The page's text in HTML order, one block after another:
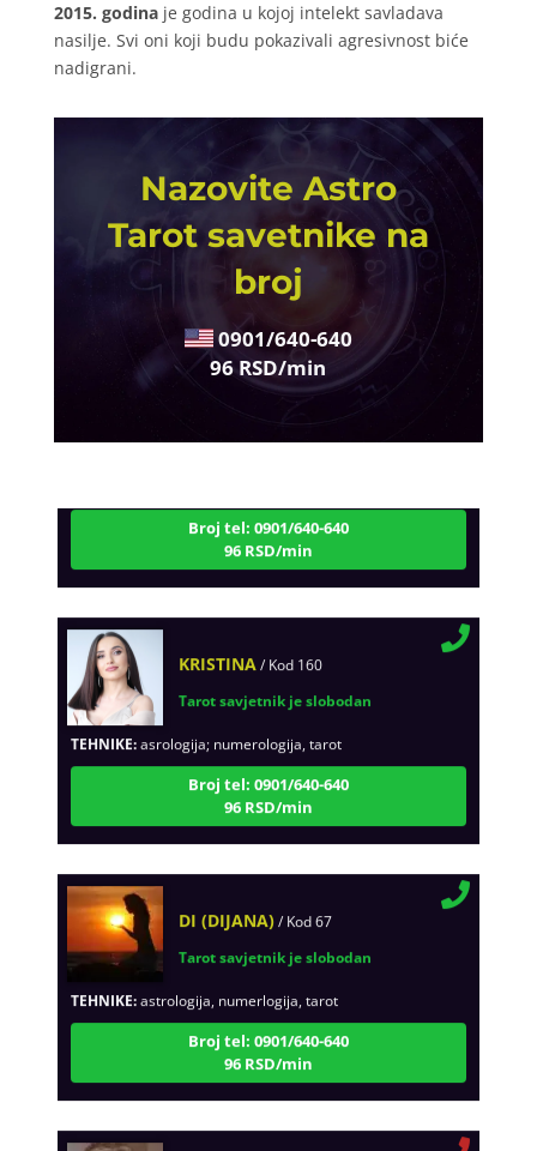
2015. godinaje godina u kojoj intelekt savladava
nasilje. Svi oni koji budu pokazivali agresivnost biće
nadigrani.
Nazovite Astro
Tarot savetnike na
broj
0901/640-640
96 RSD/min
VESNA BURCSA / Kod 55
Tarot savjetnik je slobodan
Broj tel: 0901/640-640
96 RSD/min
TEHNIKE:asrologija; numerologija, tarot
Broj tel: 0901/640-640
96 RSD/min
Tarot savjetnik je slobodan
astrologija, numerlogija, tarot
Broj tel: 0901/640-640
96 RSD/min